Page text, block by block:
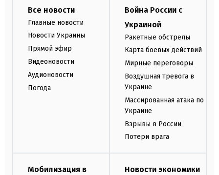
Все новости
Главные новости
Новости Украины
Прямой эфир
Видеоновости
Аудионовости
Погода
Война России с
Украиной
Ракетные обстрелы
Карта боевых действий
Мирные переговоры
Воздушная тревога в
Украине
Массированная атака по
Украине
Взрывы в России
Потери врага
Мобилизация в
Новости экономики